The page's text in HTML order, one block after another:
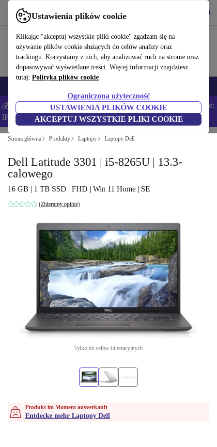
Ustawienia plików cookie
Klikając "akceptuj wszystkie pliki cookie" zgadzam się na
używanie plików cookie służących do celów analizy oraz
trackingu. Korzystamy z nich, aby analizować ruch na stronie oraz
dopasowywać wyświetlane treści. Więcej informacji znajdziesz
tutaj: Polityka plików cookie
Ograniczona użyteczność
USTAWIENIA PLIKÓW COOKIE
AKCEPTUJ WSZYSTKIE PLIKI COOKIE
Korzystaj z refurbed szybko i łatwo
💰Zaoszczędź DODATKOWE 5% na wszystkich iPhone’ach – Kod:
IPHONEDEAL –Regulamin
Strona główna Produkty Laptopy Laptopy Dell
Dell Latitude 3301 | i5-8265U | 13.3-
calowego
16 GB | 1 TB SSD | FHD | Win 11 Home | SE
(Zbieramy opinie)
Tylko do celów ilustracyjnych
Produkt im Moment ausverkauft
Entdecke mehr Laptopy Dell